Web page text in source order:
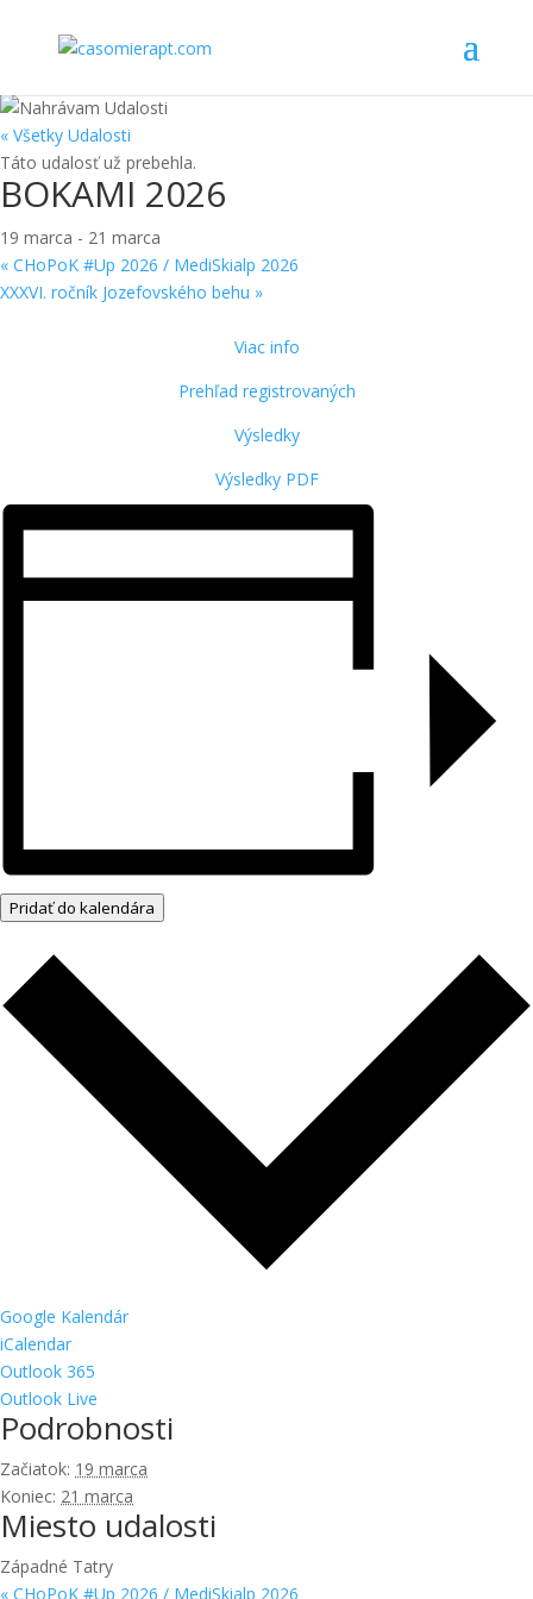
« Všetky Udalosti
Táto udalosť už prebehla.
BOKAMI 2026
19 marca - 21 marca
« CHoPoK #Up 2026 / MediSkialp 2026
XXXVI. ročník Jozefovského behu »
Viac info
Prehľad registrovaných
Výsledky
Výsledky PDF
Pridať do kalendára
Google Kalendár
iCalendar
Outlook 365
Outlook Live
Podrobnosti
Začiatok: 19 marca
Koniec: 21 marca
Miesto udalosti
Západné Tatry
« CHoPoK #Up 2026 / MediSkialp 2026